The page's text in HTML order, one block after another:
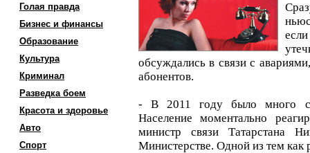
Голая правда
Бизнес и финансы
Образование
Культура
Криминал
Разведка боем
Красота и здоровье
Авто
Спорт
обсуждались в связи с
абонентов.
- В 2011 году было много
Население моментально
министр связи Татарстана
Министерстве. Одной из тем как